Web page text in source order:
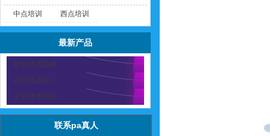
中点培训 西点培训
最新产品
新台式地瓜机
台式地瓜机
立式烤地瓜机
联系pa真人